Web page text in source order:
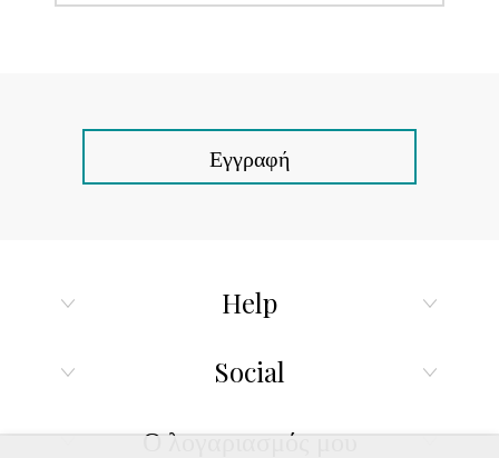
Εγγραφή
Help
Social
Ο λογαριασμός μου